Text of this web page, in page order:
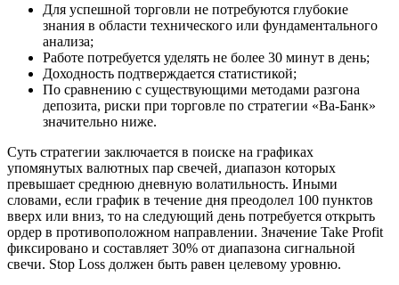
Для успешной торговли не потребуются глубокие
знания в области технического или фундаментального
анализа;
Работе потребуется уделять не более 30 минут в день;
Доходность подтверждается статистикой;
По сравнению с существующими методами разгона
депозита, риски при торговле по стратегии «Ва-Банк»
значительно ниже.
Суть стратегии заключается в поиске на графиках
упомянутых валютных пар свечей, диапазон которых
превышает среднюю дневную волатильность. Иными
словами, если график в течение дня преодолел 100 пунктов
вверх или вниз, то на следующий день потребуется открыть
ордер в противоположном направлении. Значение Take Profit
фиксировано и составляет 30% от диапазона сигнальной
свечи. Stop Loss должен быть равен целевому уровню.